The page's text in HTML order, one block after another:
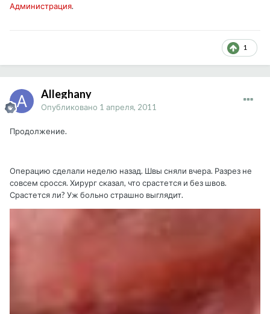
Администрация.
1
Alleghany
Опубликовано 1 апреля, 2011
Продолжение.
Операцию сделали неделю назад. Швы сняли вчера. Разрез не
совсем сросся. Хирург сказал, что срастется и без швов.
Срастется ли? Уж больно страшно выглядит.